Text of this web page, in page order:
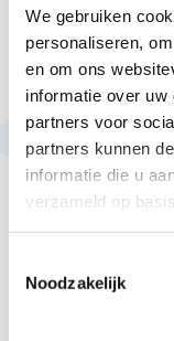
We gebruiken
personaliseren,
en om ons
informatie over
partners voor
partners kunnen
informatie die u
verzameld op
Noodzakelijk